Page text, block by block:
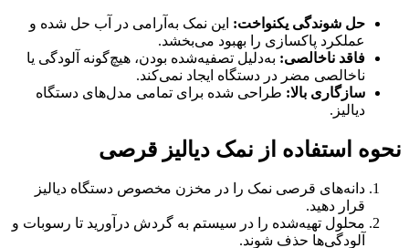
حل شوندگی یکنواخت: این نمک به‌آرامی در آب حل شده و
عملکرد پاکسازی را بهبود می‌بخشد.
فاقد ناخالصی: به‌دلیل تصفیه‌شده بودن، هیچ‌گونه آلودگی یا
ناخالصی مضر در دستگاه ایجاد نمی‌کند.
سازگاری بالا: طراحی شده برای تمامی مدل‌های دستگاه
دیالیز.
نحوه استفاده از نمک دیالیز قرصی
دانه‌های قرصی نمک را در مخزن مخصوص دستگاه دیالیز
قرار دهید.
محلول تهیه‌شده را در سیستم به گردش درآورید تا رسوبات و
آلودگی‌ها حذف شوند.